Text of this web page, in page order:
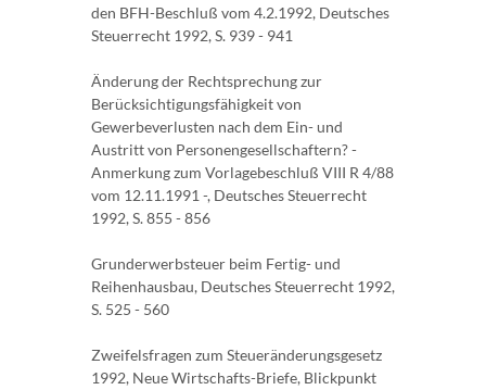
den BFH-Beschluß vom 4.2.1992, Deutsches
Steuerrecht 1992, S. 939 - 941
Änderung der Rechtsprechung zur
Berücksichtigungsfähigkeit von
Gewerbeverlusten nach dem Ein- und
Austritt von Personengesellschaftern? -
Anmerkung zum Vorlagebeschluß VIII R 4/88
vom 12.11.1991 -, Deutsches Steuerrecht
1992, S. 855 - 856
Grunderwerbsteuer beim Fertig- und
Reihenhausbau, Deutsches Steuerrecht 1992,
S. 525 - 560
Zweifelsfragen zum Steueränderungsgesetz
1992, Neue Wirtschafts-Briefe, Blickpunkt